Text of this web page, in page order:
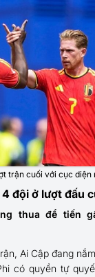
trận cuối với cục diện
đội ở lượt đấu
thua để tiến
Ai Cập đang
có quyền tự